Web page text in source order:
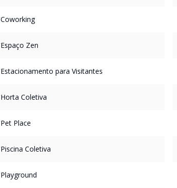
Coworking
Espaço Zen
Estacionamento para Visitantes
Horta Coletiva
Pet Place
Piscina Coletiva
Playground